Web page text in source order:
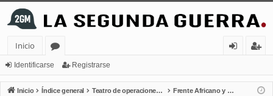
Inicio
or
os
nt
ist
Identificarse Registrarse
Inicio Índice general Teatro de operaciones terrestres Frente Africano y Mediterráneo